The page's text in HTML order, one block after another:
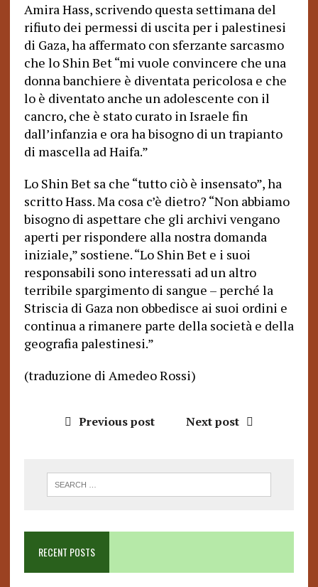
Amira Hass, scrivendo questa settimana del
rifiuto dei permessi di uscita per i palestinesi
di Gaza, ha affermato con sferzante sarcasmo
che lo Shin Bet “mi vuole convincere che una
donna banchiere è diventata pericolosa e che
lo è diventato anche un adolescente con il
cancro, che è stato curato in Israele fin
dall’infanzia e ora ha bisogno di un trapianto
di mascella ad Haifa.”
Lo Shin Bet sa che “tutto ciò è insensato”, ha
scritto Hass. Ma cosa c’è dietro? “Non abbiamo
bisogno di aspettare che gli archivi vengano
aperti per rispondere alla nostra domanda
iniziale,” sostiene. “Lo Shin Bet e i suoi
responsabili sono interessati ad un altro
terribile spargimento di sangue – perché la
Striscia di Gaza non obbedisce ai suoi ordini e
continua a rimanere parte della società e della
geografia palestinesi.”
(traduzione di Amedeo Rossi)
Previous post Next post
RECENT POSTS